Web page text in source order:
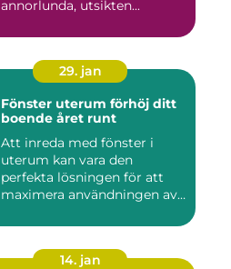
annorlunda, utsikten...
29. jan
Fönster uterum förhöj ditt
boende året runt
Att inreda med fönster i
uterum kan vara den
perfekta lösningen för att
maximera användningen av
14. jan